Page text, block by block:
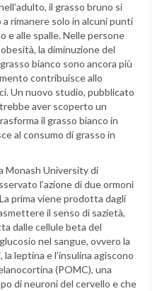
il grasso bruno si
rimanere solo in alcuni punti
e alle spalle. Nelle persone
la diminuzione del
bianco sono ancora più
contribuisce allo
Un nuovo studio, pubblicato
aver scoperto un
il grasso bianco in
al consumo di grasso in
Monash University di
l’azione di due ormoni
prima viene prodotta dagli
il senso di sazietà,
dalle cellule beta del
nel sangue, ovvero la
leptina e l’insulina agiscono
(POMC), una
di neuroni del cervello e che